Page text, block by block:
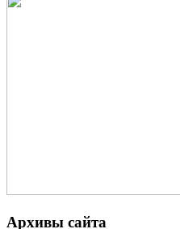
Архивы сайта